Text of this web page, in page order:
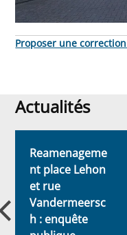
Proposer une
Actualités
Actualités
Reamenageme
nt place Lehon
et rue
Vandermeersc
h : enquête